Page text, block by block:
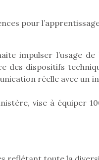
pour
impulser l’usage
des dispositifs
réelle avec un
vise à équiper
confinements
des couvre-